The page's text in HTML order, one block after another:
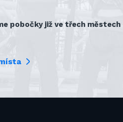
pobočky již ve třech městech